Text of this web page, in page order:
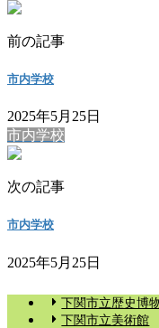
前の記事
市内学校
2025年5月25日
市内学校
次の記事
市内学校
2025年5月25日
下関市立歴史博
下関市立美術館